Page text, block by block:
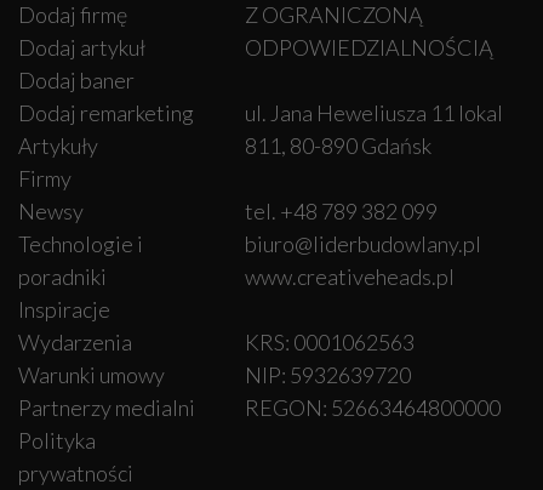
Dodaj firmę
Dodaj artykuł
Dodaj baner
Dodaj remarketing
Artykuły
Firmy
Newsy
Technologie i
poradniki
Inspiracje
Wydarzenia
Warunki umowy
Partnerzy medialni
Polityka
prywatności
Z OGRANICZONĄ
ODPOWIEDZIALNOŚCIĄ
ul. Jana Heweliusza 11 lokal
811, 80-890 Gdańsk
tel. +48 789 382 099
biuro@liderbudowlany.pl
www.creativeheads.pl
KRS: 0001062563
NIP: 5932639720
REGON: 52663464800000